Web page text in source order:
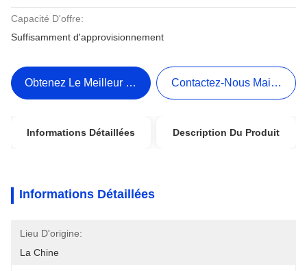
Capacité D'offre:
Suffisamment d'approvisionnement
Obtenez Le Meilleur Prix Contactez-Nous Maintenant
Informations Détaillées Description Du Produit
Informations Détaillées
Lieu D'origine:
La Chine